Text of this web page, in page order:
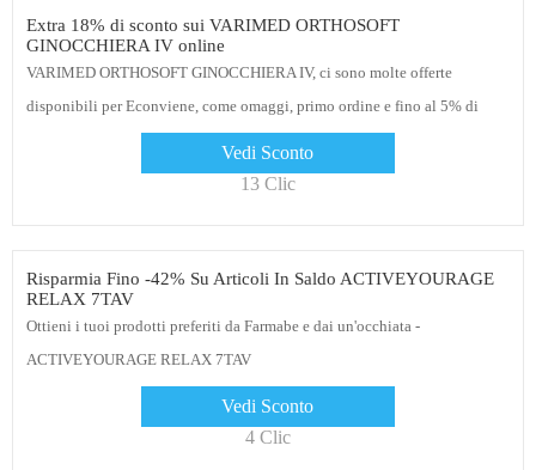
Extra 18% di sconto sui VARIMED ORTHOSOFT
GINOCCHIERA IV online
VARIMED ORTHOSOFT GINOCCHIERA IV, ci sono molte offerte
disponibili per Econviene, come omaggi, primo ordine e fino al 5% di
Vedi Sconto
13 Clic
Risparmia Fino -42% Su Articoli In Saldo ACTIVEYOURAGE
RELAX 7TAV
Ottieni i tuoi prodotti preferiti da Farmabe e dai un'occhiata -
ACTIVEYOURAGE RELAX 7TAV
Vedi Sconto
4 Clic